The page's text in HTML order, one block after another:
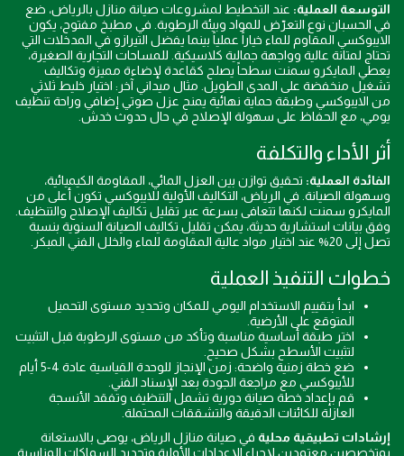
التوسعة العملية: عند التخطيط لمشروعات صيانة منازل بالرياض، ضع
في الحسبان نوع التعرّض للمواد وبيئة الرطوبة. في مطبخ مفتوح، يكون
الايبوكسي المقاوم للماء خياراً عملياً بينما يفضل التيرازو في المدخلات التي
تحتاج لمتانة عالية وواجهة جمالية كلاسيكية. للمساحات التجارية الصغيرة،
يعطي المايكرو سمنت سطحاً يصلح كقاعدة لإضاءة مميزة وتكاليف
تشغيل منخفضة على المدى الطويل. مثال ميداني آخر: اختيار خليط ثلاثي
من الايبوكسي وطبقة حماية نهائية يمنح عزل صوتي إضافي وراحة تنظيف
يومي، مع الحفاظ على سهولة الإصلاح في حال حدوث خدش.
أثر الأداء والتكلفة
الفائدة العملية: تحقيق توازن بين العزل المائي، المقاومة الكيميائية،
وسهولة الصيانة. في الرياض، التكاليف الأولية للايبوكسي تكون أعلى من
المايكرو سمنت لكنها تتعافى بسرعة عبر تقليل تكاليف الإصلاح والتنظيف.
وفق بيانات استشارية حديثة، يمكن تقليل تكاليف الصيانة السنوية بنسبة
تصل إلى 20% عند اختيار مواد عالية المقاومة للماء والخلل الفني المبكر.
خطوات التنفيذ العملية
ابدأ بتقييم الاستخدام اليومي للمكان وتحديد مستوى التحميل
المتوقع على الأرضية.
اختر طبقة أساسية مناسبة وتأكد من مستوى الرطوبة قبل التثبيت
لتثبيت الأسطح بشكل صحيح.
ضع خطة زمنية واضحة: زمن الإنجاز للوحدة القياسية عادة 4-5 أيام
للأيبوكسي مع مراجعة الجودة بعد الإسناد الفني.
قم بإعداد خطة صيانة دورية تشمل التنظيف وتفقد الأنسجة
العازلة للكائنات الدقيقة والتشققات المحتملة.
إرشادات تطبيقية محلية في صيانة منازل الرياض، يوصى بالاستعانة
بمتخصصين معتمدين لإجراء الإعدادات الأولية وتحديد السماكات المناسبة.